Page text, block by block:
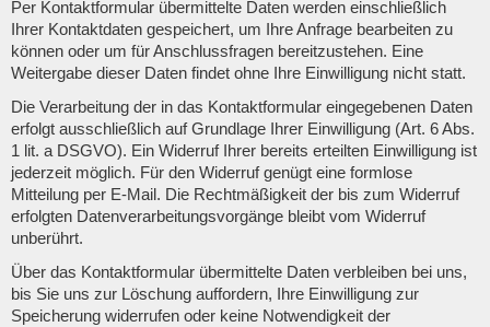
Per Kontaktformular übermittelte Daten werden einschließlich
Ihrer Kontaktdaten gespeichert, um Ihre Anfrage bearbeiten zu
können oder um für Anschlussfragen bereitzustehen. Eine
Weitergabe dieser Daten findet ohne Ihre Einwilligung nicht statt.
Die Verarbeitung der in das Kontaktformular eingegebenen Daten
erfolgt ausschließlich auf Grundlage Ihrer Einwilligung (Art. 6 Abs.
1 lit. a DSGVO). Ein Widerruf Ihrer bereits erteilten Einwilligung ist
jederzeit möglich. Für den Widerruf genügt eine formlose
Mitteilung per E-Mail. Die Rechtmäßigkeit der bis zum Widerruf
erfolgten Datenverarbeitungsvorgänge bleibt vom Widerruf
unberührt.
Über das Kontaktformular übermittelte Daten verbleiben bei uns,
bis Sie uns zur Löschung auffordern, Ihre Einwilligung zur
Speicherung widerrufen oder keine Notwendigkeit der